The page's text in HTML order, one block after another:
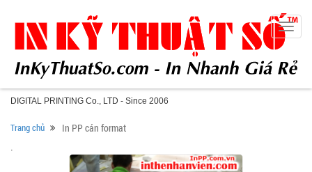
DIGITAL PRINTING Co., LTD - Since 2006
Toggle
Trang chủ In PP cán format
.